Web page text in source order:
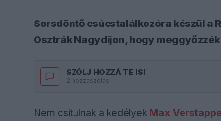
Sorsdöntő csúcstalálkozóra készül a
Osztrák Nagydíjon, hogy
SZÓLJ HOZZÁ TE IS!
2 hozzászólás.
Nem csitulnak a kedélyek Max